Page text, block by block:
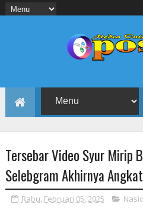
Tersebar Video Syur Mirip
Selebgram Akhirnya
Rabu, Februari 05, 2025